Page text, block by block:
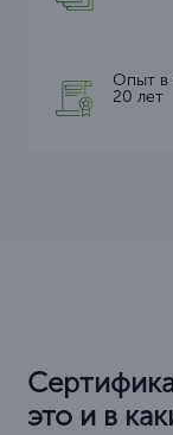
Опыт в
20 лет
это и в